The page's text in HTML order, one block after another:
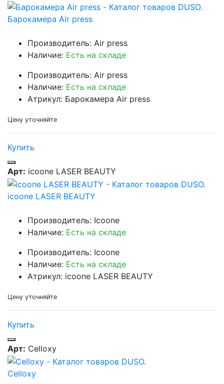
Барокамера Air press
Производитель: Air press
Наличие: Есть на складе
Производитель: Air press
Наличие: Есть на складе
Атрикул: Барокамера Air press
Цену уточняйте
Купить
Арт: icoone LASER BEAUTY
icoone LASER BEAUTY
Производитель: Icoone
Наличие: Есть на складе
Производитель: Icoone
Наличие: Есть на складе
Атрикул: icoone LASER BEAUTY
Цену уточняйте
Купить
Арт: Celloxy
Celloxy